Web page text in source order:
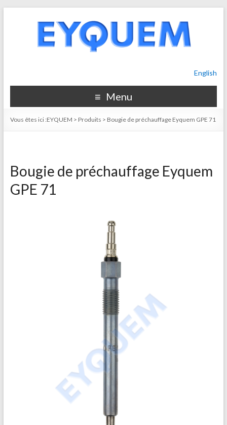
English
Menu
Vous êtes ici :EYQUEM > Produits > Bougie de préchauffage Eyquem GPE 71
Bougie de préchauffage Eyquem
GPE 71